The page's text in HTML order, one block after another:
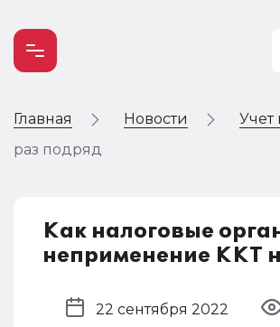
Главная Новости Учет
раз подряд
Как налоговые
неприменение ККТ
22 сентября 2022
Учет и
налогообложение